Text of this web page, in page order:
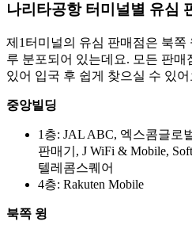
나리타공항 터미널별 유심
제1터미널의 유심 판매점은 북쪽
루 분포되어 있는데요. 모든 판매
있어 입국 후 쉽게 찾으실 수 있어
중앙빌딩
1층: JAL ABC, 엑스콤글로
판매기, J WiFi & Mobile,
텔레콤스퀘어
4층: Rakuten Mobile
북쪽 윙